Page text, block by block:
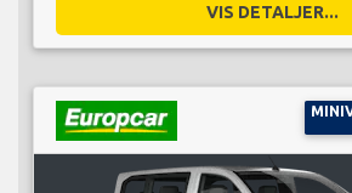
VIS DETALJER...